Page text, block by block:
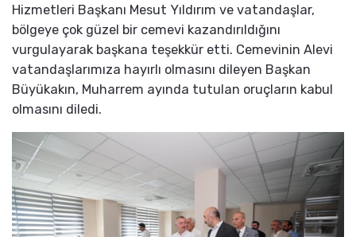
Hizmetleri Başkanı Mesut Yıldırım ve vatandaşlar,
bölgeye çok güzel bir cemevi kazandırıldığını
vurgulayarak başkana teşekkür etti. Cemevinin Alevi
vatandaşlarımıza hayırlı olmasını dileyen Başkan
Büyükakın, Muharrem ayında tutulan oruçların kabul
olmasını diledi.